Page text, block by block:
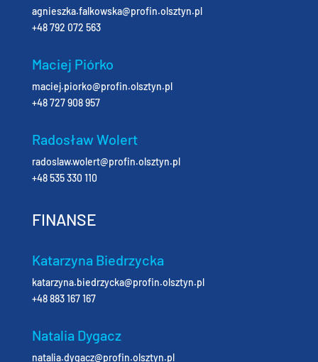
agnieszka.falkowska@profin.olsztyn.pl
+48 792 072 563
Maciej Piórko
maciej.piorko@profin.olsztyn.pl
+48 727 908 957
Radosław Wolert
radoslaw.wolert@profin.olsztyn.pl
+48 535 330 110
FINANSE
Katarzyna Biedrzycka
katarzyna.biedrzycka@profin.olsztyn.pl
+48 883 167 167
Natalia Dygacz
natalia.dygacz@profin.olsztyn.pl